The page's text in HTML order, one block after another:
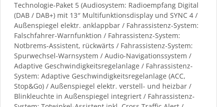
Technologie-Paket 5 (Audiosystem: Radioempfang Digital
(DAB / DAB+) mit 13″ Multifunktionsdisplay und SYNC 4 /
Außenspiegel elektr. anklappbar / Fahrassistenz-System:
Falschfahrer-Warnfunktion / Fahrassistenz-System:
Notbrems-Assistent, rückwärts / Fahrassistenz-System:
Spurwechsel-Warnsystem / Audio-Navigationssystem /
Adaptive Geschwindigkeitsregelanlage / Fahrassistenz-
System: Adaptive Geschwindigkeitsregelanlage (ACC,
Stop&Go) / Außenspiegel elektr. verstell- und heizbar /
Blinkleuchte in Außenspiegel integriert / Fahrassistenz-